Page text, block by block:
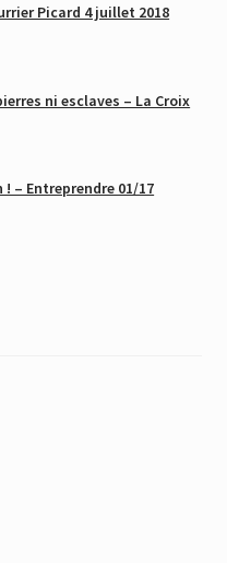
Picard 4 juillet 2018
ni esclaves – La Croix
– Entreprendre 01/17